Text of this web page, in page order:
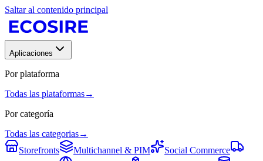
Saltar al contenido principal
Aplicaciones
Por plataforma
Todas las plataformas→
Por categoría
Todas las categorias→
Storefronts
Multichannel & PIM
Social Commerce